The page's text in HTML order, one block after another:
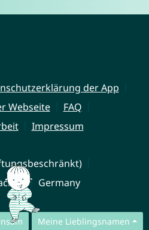
Meine Lieblingsnamen
der App
Webseite
FAQ
Impressum
Germany